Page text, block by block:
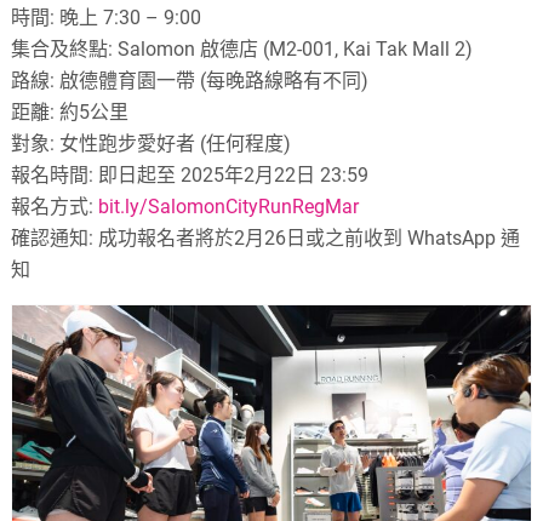
時間: 晚上 7:30 – 9:00
集合及終點: Salomon 啟德店 (M2-001, Kai Tak Mall 2)
路線: 啟德體育園一帶 (每晚路線略有不同)
距離: 約5公里
對象: 女性跑步愛好者 (任何程度)
報名時間: 即日起至 2025年2月22日 23:59
報名方式: bit.ly/SalomonCityRunRegMar
確認通知: 成功報名者將於2月26日或之前收到 WhatsApp 通
知